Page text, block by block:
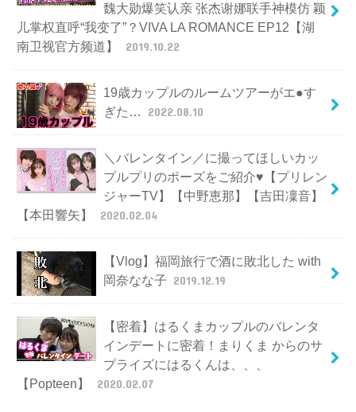
魏大勋爆笑认亲 张杰谢娜联手神模仿 颖
儿掌权直呼“我变了”？VIVA LA ROMANCE EP12【湖
南卫视官方频道】
2019.10.22
19歳カップルのルームツアーがエ●す
ぎた…
2022.08.10
＼バレンタイン／に撮ってほしいカッ
プルプリのポーズをご紹介♥【プリレン
ジャーTV】【中野恵那】【吉田凜音】
【本田響矢】
2020.02.04
【Vlog】福岡旅行で酒に敗北した with
岡奈なな子 2019.12.19
【密着】はるくまカップルのバレンタ
インデートに密着！まりくま からのサ
プライズにはるくんは、、、
【Popteen】
2020.02.07